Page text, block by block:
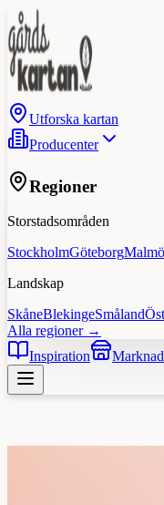
Utforska kartan
Producenter
Regioner
Storstadsområden
StockholmGöteborgMalmö
Landskap
SkåneBlekingeSmåland
Alla regioner →
Inspiration